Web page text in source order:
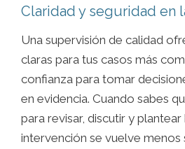
Claridad y seguridad en
Una supervisión de calidad
claras para tus casos más
confianza para tomar
en evidencia. Cuando sabes
para revisar, discutir y plantear
intervención se vuelve menos